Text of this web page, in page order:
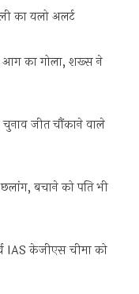
का यलो अलर्ट
आग का गोला, शख्स ने
चुनाव जीत चौंकाने वाले
बचाने को पति भी
IAS केजीएस चीमा को